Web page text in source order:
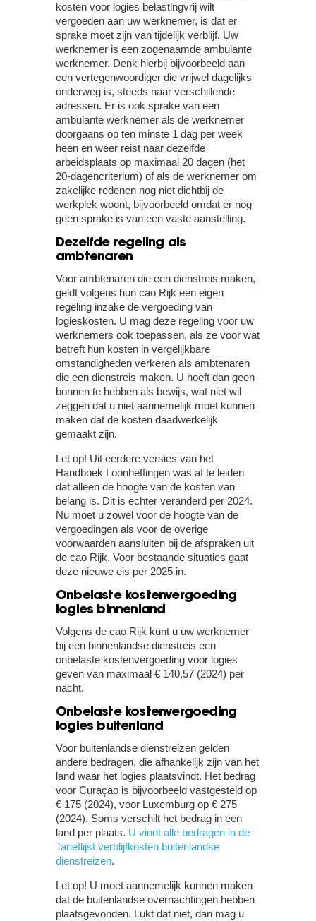
kosten voor logies belastingvrij wilt
vergoeden aan uw werknemer, is dat er
sprake moet zijn van tijdelijk verblijf. Uw
werknemer is een zogenaamde ambulante
werknemer. Denk hierbij bijvoorbeeld aan
een vertegenwoordiger die vrijwel dagelijks
onderweg is, steeds naar verschillende
adressen. Er is ook sprake van een
ambulante werknemer als de werknemer
doorgaans op ten minste 1 dag per week
heen en weer reist naar dezelfde
arbeidsplaats op maximaal 20 dagen (het
20-dagencriterium) of als de werknemer om
zakelijke redenen nog niet dichtbij de
werkplek woont, bijvoorbeeld omdat er nog
geen sprake is van een vaste aanstelling.
Dezelfde regeling als
ambtenaren
Voor ambtenaren die een dienstreis maken,
geldt volgens hun cao Rijk een eigen
regeling inzake de vergoeding van
logieskosten. U mag deze regeling voor uw
werknemers ook toepassen, als ze voor wat
betreft hun kosten in vergelijkbare
omstandigheden verkeren als ambtenaren
die een dienstreis maken. U hoeft dan geen
bonnen te hebben als bewijs, wat niet wil
zeggen dat u niet aannemelijk moet kunnen
maken dat de kosten daadwerkelijk
gemaakt zijn.
Let op! Uit eerdere versies van het
Handboek Loonheffingen was af te leiden
dat alleen de hoogte van de kosten van
belang is. Dit is echter veranderd per 2024.
Nu moet u zowel voor de hoogte van de
vergoedingen als voor de overige
voorwaarden aansluiten bij de afspraken uit
de cao Rijk. Voor bestaande situaties gaat
deze nieuwe eis per 2025 in.
Onbelaste kostenvergoeding
logies binnenland
Volgens de cao Rijk kunt u uw werknemer
bij een binnenlandse dienstreis een
onbelaste kostenvergoeding voor logies
geven van maximaal € 140,57 (2024) per
nacht.
Onbelaste kostenvergoeding
logies buitenland
Voor buitenlandse dienstreizen gelden
andere bedragen, die afhankelijk zijn van het
land waar het logies plaatsvindt. Het bedrag
voor Curaçao is bijvoorbeeld vastgesteld op
€ 175 (2024), voor Luxemburg op € 275
(2024). Soms verschilt het bedrag in een
land per plaats. U vindt alle bedragen in de
Tarieflijst verblijfkosten buitenlandse
dienstreizen.
Let op! U moet aannemelijk kunnen maken
dat de buitenlandse overnachtingen hebben
plaatsgevonden. Lukt dat niet, dan mag u